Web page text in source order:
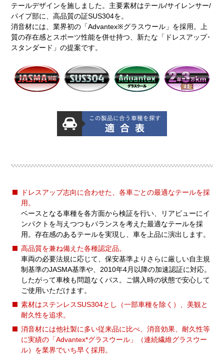
テールデザインを施しました。主要素材はテール/サイレンサー/
パイプ部に、高品質の証SUS304を。
消音材には、業界初の「Advantex※グラスウール」を採用。上
質の存在感とスポーツ性能を併せ持つ、新たな「ドレスアップ･
スタンダード」の提案です。
ドレスアップ志向に合わせた、各車ごとの最適なテールを採
用。
ベースとなる車種を各方面から検証を行い、リアビューにイ
ンパクトを与えつつもバランスを考えた最適なテールを採
用。存在感のあるテールを実現し、車を上品に演出します。
高品質を兼ね備えた各種認定品。
車両の必要法規に応じて、保安基準よりさらに厳しい自主規
制基準のJASMA基準や、2010年4月以降の加速認証に対応。
したがって車検も問題なくパス。ご購入時の状態で安心して
ご使用いただけます。
素材はステンレスSUS304とし（一部車種を除く）、美観と
耐久性を追求。
消音材には他社製に多い従来品に比べ、消音効果、耐久性等
に実績の「Advantex*グラスウール」（連続繊維グラスウー
ル）を業界でいち早く採用。